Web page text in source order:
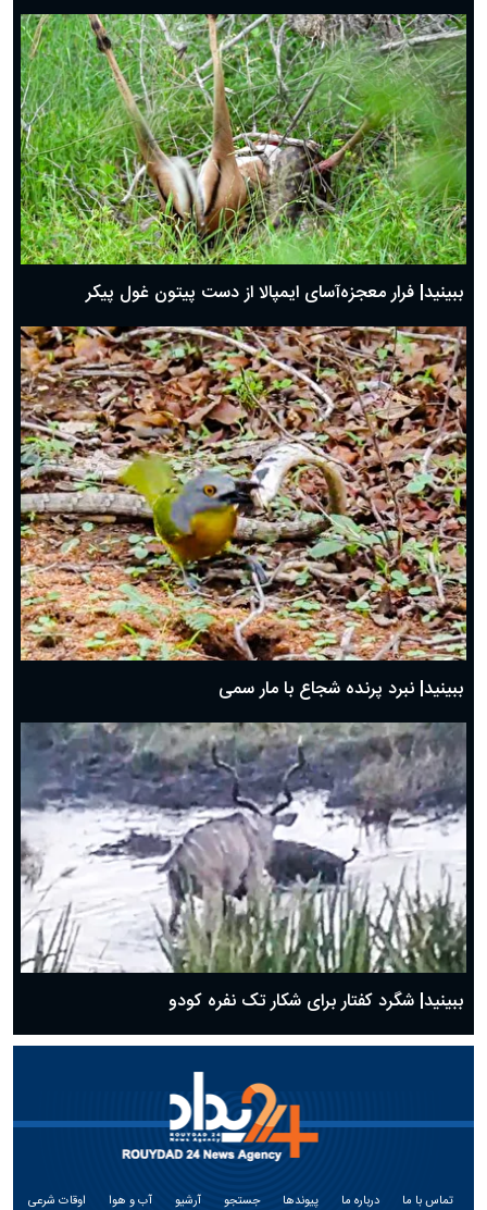
ببینید| فرار معجزه‌آسای ایمپالا از دست پیتون غول پیکر
ببینید| نبرد پرنده شجاع با مار سمی
ببینید| شگرد کفتار برای شکار تک نفره کودو
تماس با ما درباره ما پیوندها جستجو آرشیو آب و هوا اوقات شرعی